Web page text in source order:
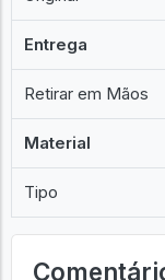
Entrega
Retirar em Mãos
Material
Tipo